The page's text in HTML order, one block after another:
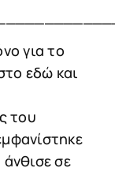
για το
εδώ και
του
σε